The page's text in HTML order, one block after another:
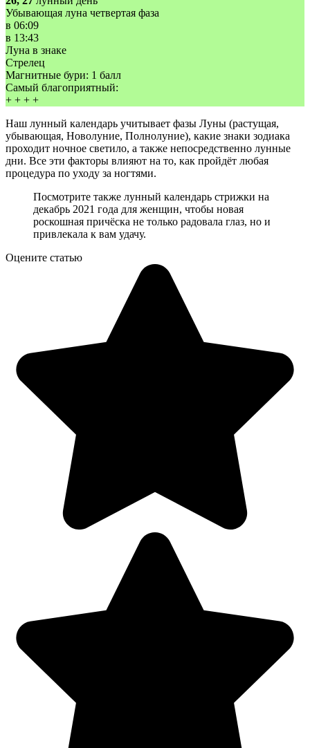
Убывающая луна четвертая фаза
в 06:09
в 13:43
Луна в знаке
Стрелец
Магнитные бури: 1 балл
Самый благоприятный:
+ + + +
Наш лунный календарь учитывает фазы Луны (растущая,
убывающая, Новолуние, Полнолуние), какие знаки зодиака
проходит ночное светило, а также непосредственно лунные
дни. Все эти факторы влияют на то, как пройдёт любая
процедура по уходу за ногтями.
Посмотрите также лунный календарь стрижки на
декабрь 2021 года для женщин, чтобы новая
роскошная причёска не только радовала глаз, но и
привлекала к вам удачу.
Оцените статью